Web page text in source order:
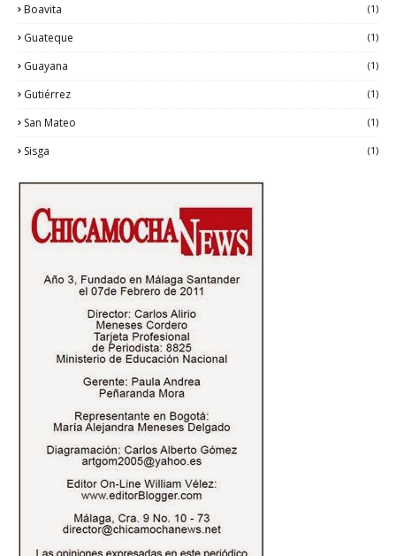
Boavita (1)
Guateque (1)
Guayana (1)
Gutiérrez (1)
San Mateo (1)
Sisga (1)